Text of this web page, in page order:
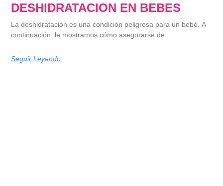
DESHIDRATACION EN BEBES
La deshidratación es una condición peligrosa para un bebé. A
continuación, le mostramos cómo asegurarse de
Seguir Leyendo